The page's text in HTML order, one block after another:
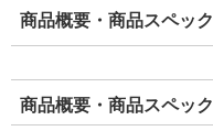
商品概要・商品スペック
商品概要・商品スペック